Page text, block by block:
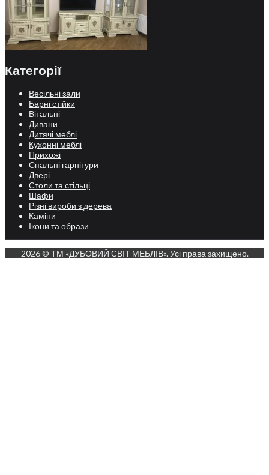
Категорії
Весільні зали
Барні стійки
Вітальні
Дивани
Дитячі меблі
Кухонні меблі
Прихожі
Спальні гарнітури
Двері
Столи та стільці
Шафи
Різні вироби з дерева
Каміни
Ікони та образи
2026 © ТМ «ДУБОВИЙ СВІТ МЕБЛІВ». Усі права захищено.